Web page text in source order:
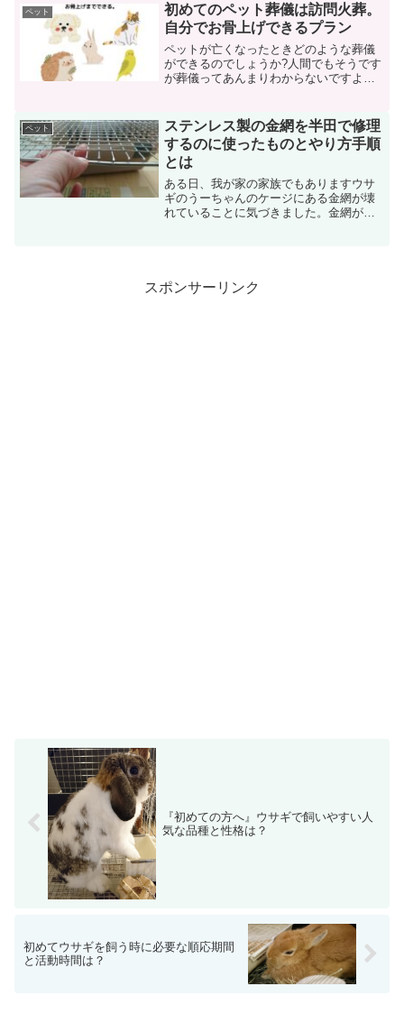
ペット
初めてのペット葬儀は訪問火葬。
自分でお骨上げできるプラン
ペットが亡くなったときどのような葬儀
ができるのでしょうか?人間でもそうです
が葬儀ってあんまりわからないですよ
かれるところ。そんな私は先日ウサギさ
んのうーちゃんを初めて飼...
ペット
ステンレス製の金網を半田で修理
するのに使ったものとやり方手順
とは
ある日、我が家の家族でもありますウサ
ギのうーちゃんのケージにある金網が壊
れていることに気づきました。金網が外
スポンサーリンク
『初めての方へ』ウサギで飼いやすい人
気な品種と性格は？
初めてウサギを飼う時に必要な順応期間
と活動時間は？